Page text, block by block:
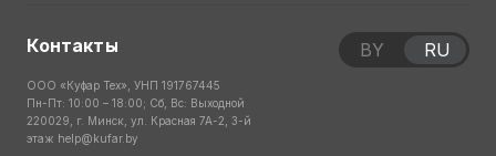
Контакты
ООО «Куфар Тех», УНП 191767445
Пн-Пт: 10:00 – 18:00; Сб, Вс: Выходной
220029, г. Минск, ул. Красная 7А-2, 3-й
этаж help@kufar.by
BY RU